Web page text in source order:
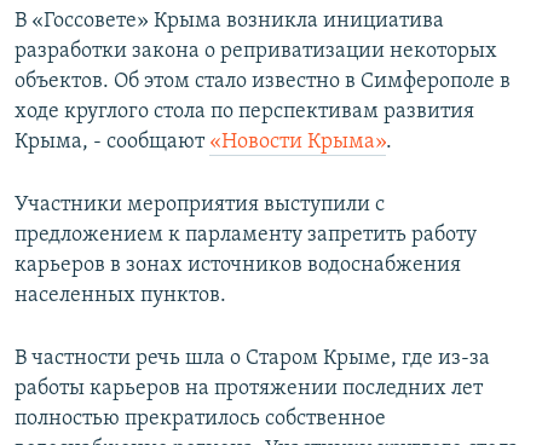
поискуИНФОГРАФИКА
ТЕЛЕПРОЕКТ КРЫМ.РЕАЛИИ
СОВЕТЫ ПРАВОЗАЩИТНИКОВ
ПРОПАВШИЕ БЕЗ ВЕСТИ
ПОБЕДИТЕЛЕЙ НЕ СУДЯТ?
КРЫМ.НЕПОКОРЕННЫЙ
КАК ОБОЙТИ БЛОКИРОВКУ
Українською
Qırımtatar
ПРИСОЕДИНЯЙТЕСЬ!
Все сайты RFE/RL
В «Госсовете» Крыма возникла инициатива
разработки закона о реприватизации некоторых
объектов. Об этом стало известно в Симферополе в
ходе круглого стола по перспективам развития
Крыма, - сообщают «Новости Крыма».
Участники мероприятия выступили с
предложением к парламенту запретить работу
карьеров в зонах источников водоснабжения
населенных пунктов.
В частности речь шла о Старом Крыме, где из-за
работы карьеров на протяжении последних лет
полностью прекратилось собственное